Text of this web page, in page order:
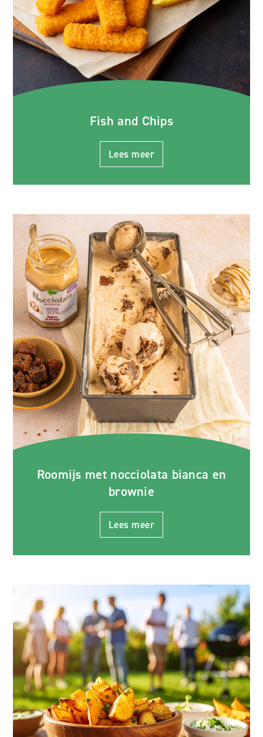
Fish and Chips
Lees meer
Roomijs met nocciolata bianca en
brownie
Lees meer